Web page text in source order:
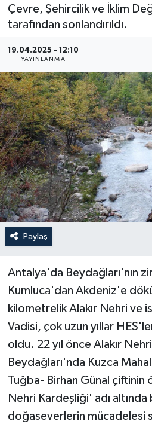
Çevre, Şehircilik ve İklim
tarafından sonlandırıldı.
19.04.2025 - 12:10
YAYINLANMA
Paylaş
Antalya'da Beydağları'nın
Kumluca'dan Akdeniz'e
kilometrelik Alakır Nehri ve
Vadisi, çok uzun yıllar
oldu. 22 yıl önce Alakır
Beydağları'nda Kuzca
Tuğba- Birhan Günal çiftinin
Nehri Kardeşliği' adı altında
doğaseverlerin mücadelesi
Haber Kuşakları
Haberler
KANALV Spor
Kültür Sanat
Magazin
Öğle Bülteni
Sağlık
Siyaset
Spor
Teknoloji
Televizyon
Turizm
Yaşam